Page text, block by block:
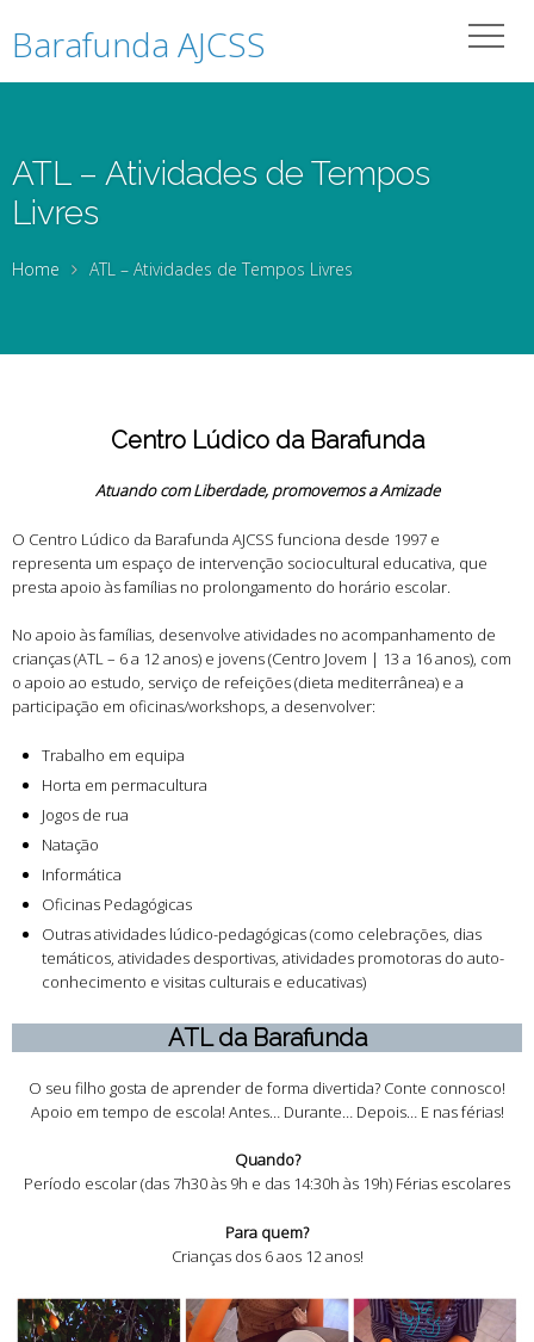
Barafunda AJCSS
ATL – Atividades de Tempos
Livres
Home ATL – Atividades de Tempos Livres
Centro Lúdico da Barafunda
Atuando com Liberdade, promovemos a Amizade
O Centro Lúdico da Barafunda AJCSS funciona desde 1997 e
representa um espaço de intervenção sociocultural educativa, que
presta apoio às famílias no prolongamento do horário escolar.
No apoio às famílias, desenvolve atividades no acompanhamento de
crianças (ATL – 6 a 12 anos) e jovens (Centro Jovem | 13 a 16 anos), com
o apoio ao estudo, serviço de refeições (dieta mediterrânea) e a
participação em oficinas/workshops, a desenvolver:
Trabalho em equipa
Horta em permacultura
Jogos de rua
Natação
Informática
Oficinas Pedagógicas
Outras atividades lúdico-pedagógicas (como celebrações, dias
temáticos, atividades desportivas, atividades promotoras do auto-
conhecimento e visitas culturais e educativas)
ATL da Barafunda
O seu filho gosta de aprender de forma divertida? Conte connosco!
Apoio em tempo de escola! Antes… Durante… Depois… E nas férias!
Quando?
Período escolar (das 7h30 às 9h e das 14:30h às 19h) Férias escolares
Para quem?
Crianças dos 6 aos 12 anos!